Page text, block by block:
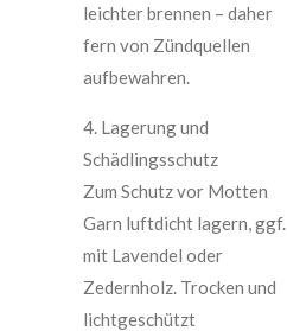
leichter brennen – daher
fern von Zündquellen
aufbewahren.
4. Lagerung und
Schädlingsschutz
Zum Schutz vor Motten
Garn luftdicht lagern, ggf.
mit Lavendel oder
Zedernholz. Trocken und
lichtgeschützt